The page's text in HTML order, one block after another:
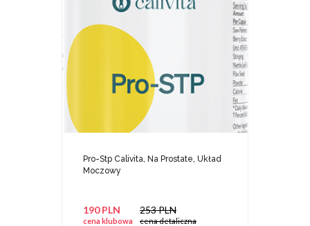
Pro-Stp Calivita, Na Prostate, Układ
Moczowy
190 PLN
cena klubowa
253 PLN
cena detaliczna